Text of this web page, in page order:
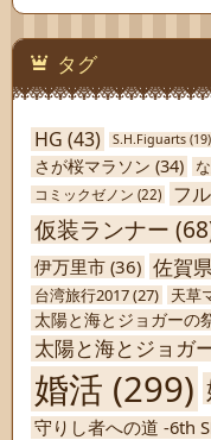
タグ
HG (43) S.H.Figuarts (19)
さが桜マラソン (34)
コミックゼノン (22) フ
仮装ランナー
伊万里市 (36) 佐賀
台湾旅行2017(27) 天草
太陽と海とジョガーの
太陽と海とジョガ
婚活 (299)
守りし者への道 -6th